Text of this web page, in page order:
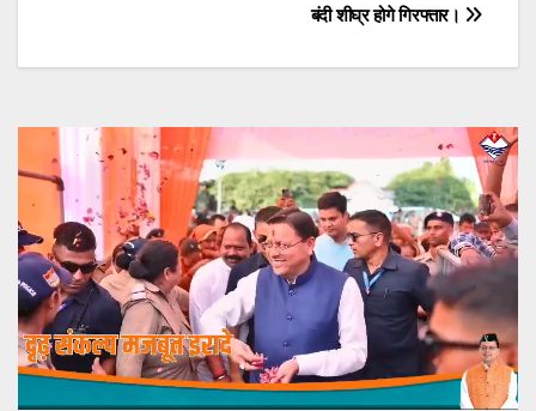
बंदी शीघ्र होगे गिरफ्तार।